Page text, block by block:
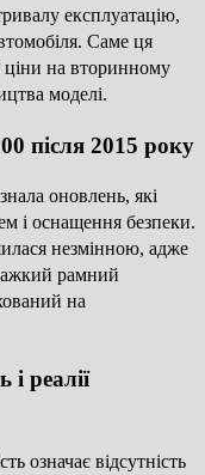
експлуатацію,
Саме ця
ціни на вторинному
моделі.
після 2015 року
оновлень, які
і оснащення безпеки.
незмінною, адже
рамний
на
реалії
означає відсутність